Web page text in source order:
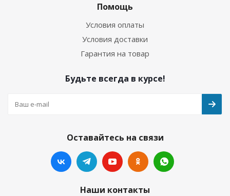
Помощь
Условия оплаты
Условия доставки
Гарантия на товар
Будьте всегда в курсе!
Оставайтесь на связи
Наши контакты